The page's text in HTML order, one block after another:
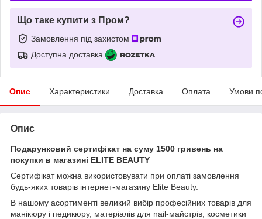
Що таке купити з Пром?
Замовлення під захистом
Доступна доставка
Опис Характеристики Доставка Оплата Умови
Опис
Подарунковий сертифікат на суму 1500 гривень на
покупки в магазині ELITE BEAUTY
Сертифікат можна використовувати при оплаті замовлення
будь-яких товарів інтернет-магазину Elite Beauty.
В нашому асортименті великий вибір професійних товарів для
манікюру і педикюру, матеріалів для nail-майстрів, косметики